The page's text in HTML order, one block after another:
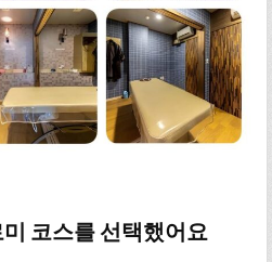
코스를 선택했어요